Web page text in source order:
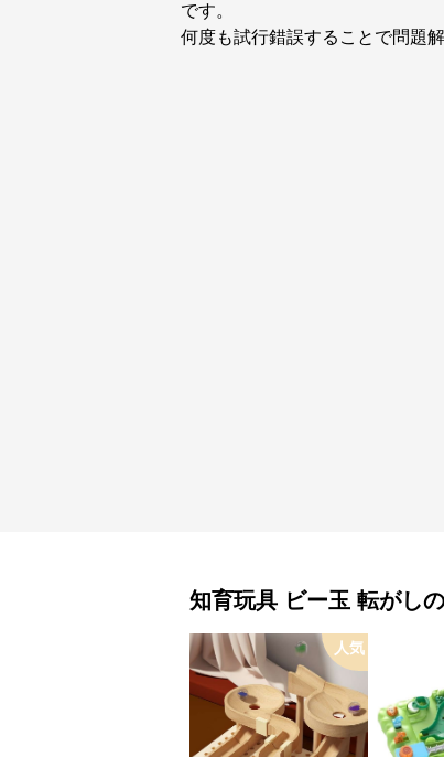
です。
何度も試行錯誤することで問題
知育玩具 ビー玉 転がし
人気